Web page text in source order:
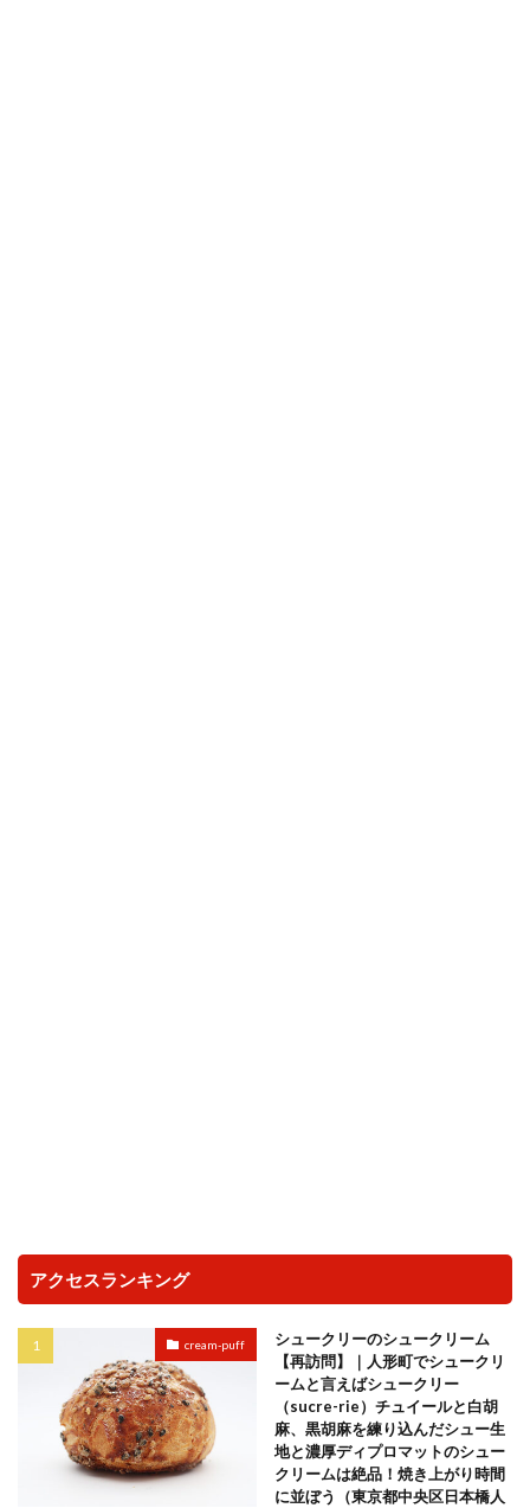
アクセスランキング
cream-puff
シュークリーのシュークリーム
【再訪問】｜人形町でシュークリ
ームと言えばシュークリー
（sucre-rie）チュイールと白胡
麻、黒胡麻を練り込んだシュー生
地と濃厚ディプロマットのシュー
クリームは絶品！焼き上がり時間
に並ぼう（東京都中央区日本橋人